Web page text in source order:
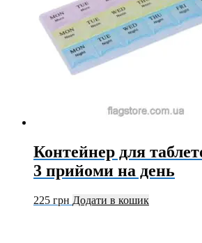
Контейнер для
3 прийоми на день
225 грн Додати в кошик